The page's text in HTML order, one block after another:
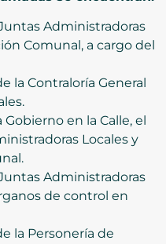
Administradoras
Comunal, a cargo del
la Contraloría General
en la Calle, el
Locales y
Administradoras
de control en
la Personería de